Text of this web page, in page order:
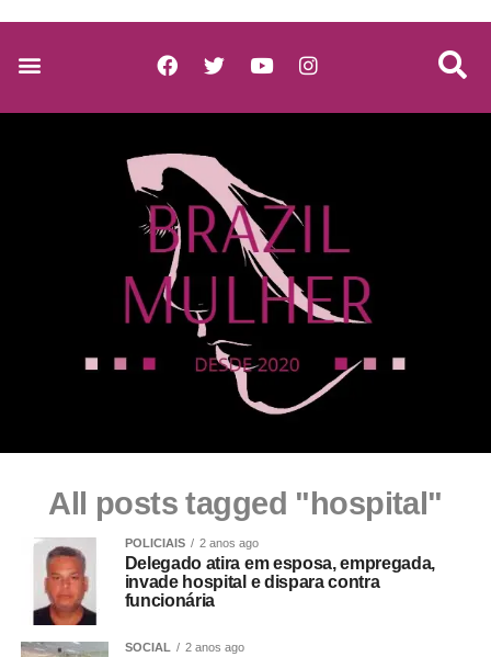
All posts tagged "hospital"
POLICIAIS 2 anos ago
Delegado atira em esposa, empregada,
invade hospital e dispara contra
funcionária
SOCIAL 2 anos ago